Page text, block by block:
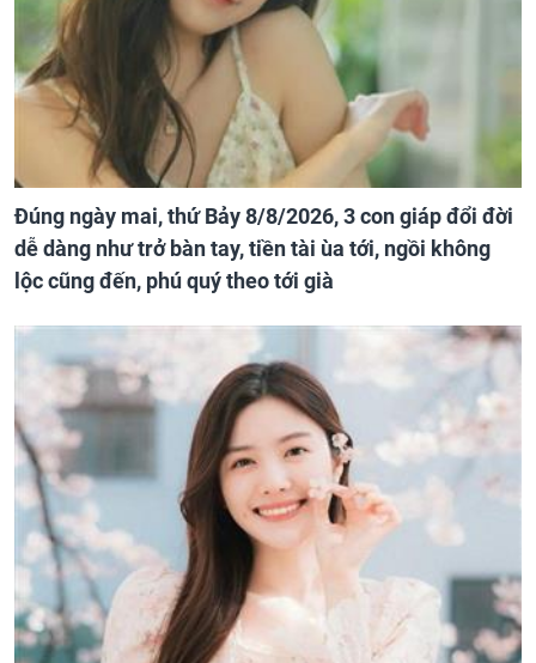
Đúng ngày mai, thứ Bảy 8/8/2026, 3 con giáp đổi đời
dễ dàng như trở bàn tay, tiền tài ùa tới, ngồi không
lộc cũng đến, phú quý theo tới già